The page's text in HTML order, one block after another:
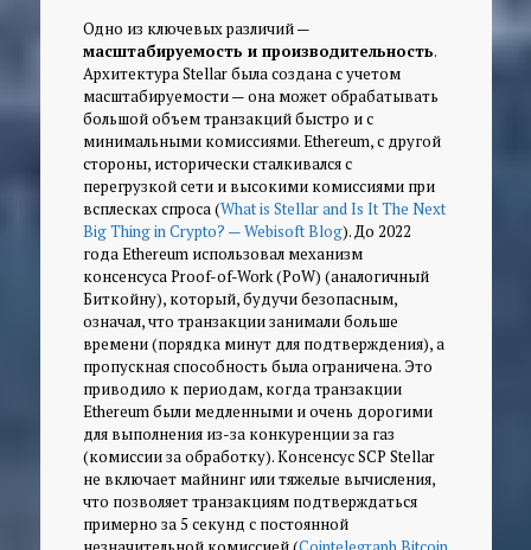
Одно из ключевых различий —
масштабируемость и производительность.
Архитектура Stellar была создана с учетом
масштабируемости — она может обрабатывать
большой объем транзакций быстро и с
минимальными комиссиями. Ethereum, с другой
стороны, исторически сталкивался с
перегрузкой сети и высокими комиссиями при
всплесках спроса (What is Stellar and Is It The Next
Big Thing in Crypto? — Webisoft Blog). До 2022
года Ethereum использовал механизм
консенсуса Proof-of-Work (PoW) (аналогичный
Биткойну), который, будучи безопасным,
означал, что транзакции занимали больше
времени (порядка минут для подтверждения), а
пропускная способность была ограничена. Это
приводило к периодам, когда транзакции
Ethereum были медленными и очень дорогими
для выполнения из-за конкуренции за газ
(комиссии за обработку). Консенсус SCP Stellar
не включает майнинг или тяжелые вычисления,
что позволяет транзакциям подтверждаться
примерно за 5 секунд с постоянной